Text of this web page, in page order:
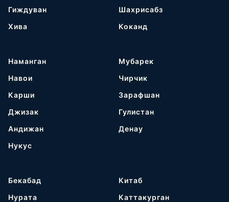
Гиждуван
Хива
Шахрисабз
Коканд
Наманган
Навои
Карши
Джизак
Андижан
Нукус
Мубарек
Чирчик
Зарафшан
Гулистан
Денау
Бекабад
Нурата
Китаб
Каттакурган